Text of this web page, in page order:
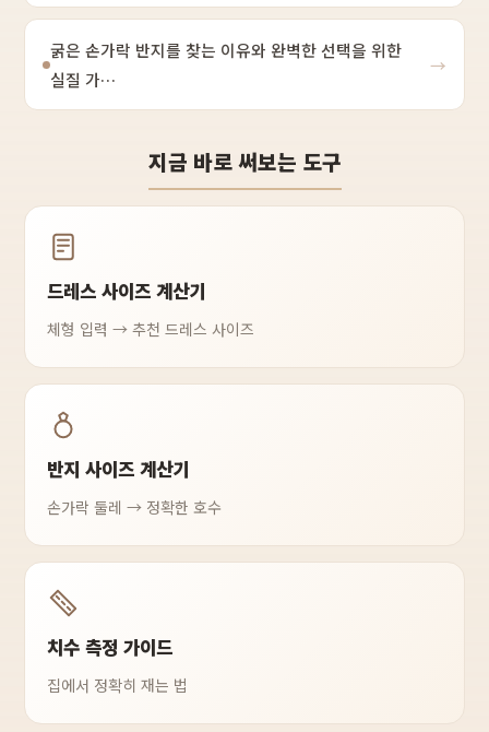
굵은 손가락 반지를 찾는 이유와 완벽한 선택을 위한
실질 가…
→
지금 바로 써보는 도구
드레스 사이즈 계산기
체형 입력 → 추천 드레스 사이즈
반지 사이즈 계산기
손가락 둘레 → 정확한 호수
치수 측정 가이드
집에서 정확히 재는 법